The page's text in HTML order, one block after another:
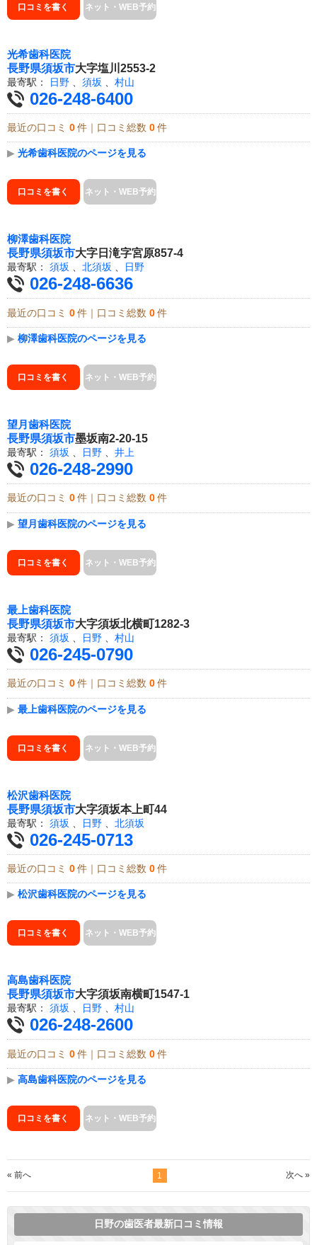
口コミを書く ネット・WEB予約
光希歯科医院
長野県須坂市大字塩川2553-2
最寄駅： 日野 須坂 村山
026-248-6400
最近の口コミ 0 件｜口コミ総数 0 件
▶ 光希歯科医院のページを見る
口コミを書く ネット・WEB予約
柳澤歯科医院
長野県須坂市大字日滝字宮原857-4
最寄駅： 須坂 、 北須坂 、 日野
026-248-6636
最近の口コミ 0 件｜口コミ総数 0 件
▶ 柳澤歯科医院のページを見る
口コミを書く ネット・WEB予約
望月歯科医院
長野県須坂市墨坂南2-20-15
最寄駅： 須坂 日野 井上
026-248-2990
最近の口コミ 0 件｜口コミ総数 0 件
▶ 望月歯科医院のページを見る
口コミを書く ネット・WEB予約
最上歯科医院
長野県須坂市大字須坂北横町1282-3
最寄駅： 須坂 日野 村山
026-245-0790
最近の口コミ 0 件｜口コミ総数 0 件
▶ 最上歯科医院のページを見る
口コミを書く ネット・WEB予約
松沢歯科医院
長野県須坂市大字須坂本上町44
最寄駅： 須坂 日野 北須坂
026-245-0713
最近の口コミ 0 件｜口コミ総数 0 件
▶ 松沢歯科医院のページを見る
口コミを書く ネット・WEB予約
高島歯科医院
長野県須坂市大字須坂南横町1547-1
最寄駅： 須坂 、 日野 、 村山
026-248-2600
最近の口コミ 0 件｜口コミ総数 0 件
▶ 高島歯科医院のページを見る
口コミを書く ネット・WEB予約
« 前へ 1 次へ »
日野の歯医者最新口コミ情報